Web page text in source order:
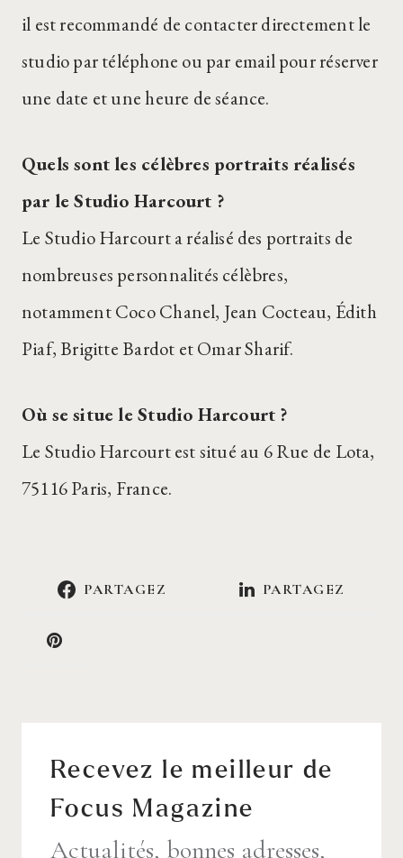
il est recommandé de contacter directement le
studio par téléphone ou par email pour réserver
une date et une heure de séance.
Quels sont les célèbres portraits réalisés
par le Studio Harcourt ?
Le Studio Harcourt a réalisé des portraits de
nombreuses personnalités célèbres,
notamment Coco Chanel, Jean Cocteau, Édith
Piaf, Brigitte Bardot et Omar Sharif.
Où se situe le Studio Harcourt ?
Le Studio Harcourt est situé au 6 Rue de Lota,
75116 Paris, France.
PARTAGEZ PARTAGEZ
Recevez le meilleur de
Focus Magazine
Actualités, bonnes adresses,